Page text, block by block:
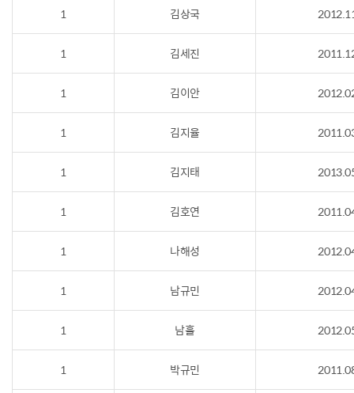
1 김상국
1 김세진
1 김이안
1 김지율
1 김지태
1 김호연
1 나해성
1 남규민
1 남휼
1 박규민